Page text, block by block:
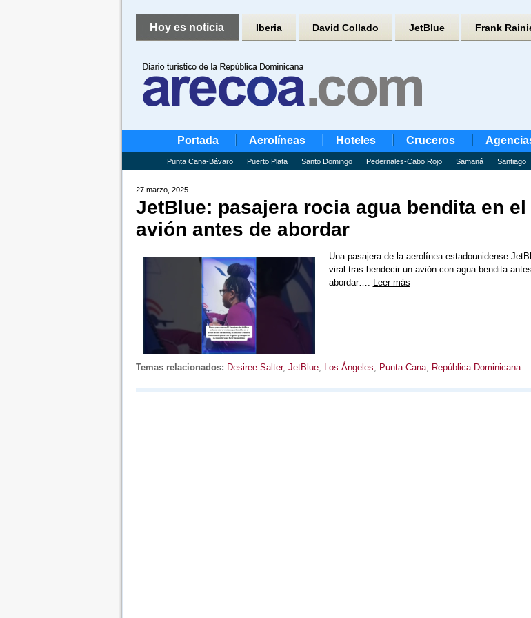
Hoy es noticia Iberia David Collado JetBlue Frank
Portada Aerolíneas Hoteles Cruceros
Punta Cana-Bávaro Puerto Plata Santo Domingo Pedernales-Cabo Rojo Samaná Santiago
27 marzo, 2025
JetBlue: pasajera rocia agua bendita en el
avión antes de abordar
Una pasajera de la aerolínea estadounidense
viral tras bendecir un avión con agua bendita
abordar…. Leer más
Temas relacionados: Desiree Salter, JetBlue, Los Ángeles Punta Cana, República Dominicana